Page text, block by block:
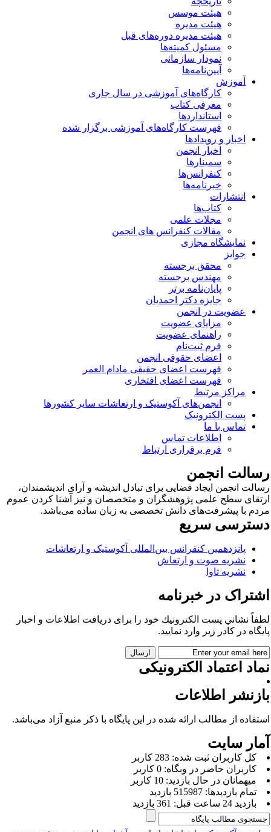
هیئت موسس
هیئت مدیره
هیئت مدیره دوره‌های قبل
مسئول کمیته‌ها
نمودار سازمانی
آیین‌نامه‌ها
آموزش
کارگاه‌های آموزشی در سال جاری
معرفی کتاب
استانداردها
فهرست کارگاه‌های آموزشی برگزار شده
اخبار و رویدادها
اخبار انجمن
سمینارها
کنفرانس‌ها
خبرنامه‌ها
انتشارات
کتاب‌ها
مجلات علمی
مقالات کنفرانس های انجمن
نمایشگاه مجازی
جوایز
محقق برجسته
مهندس برجسته
پایان‌نامه برتر
جایزه دکتر احمدیان
عضویت در انجمن
مزایای عضویت
راهنمای عضویت
فرم ثبت‌نام
اعضای حقوقی انجمن
فهرست اعضای حقیقی مادام‌ العمر
فهرست اعضای افتخاری
مراکز مرتبط
انجمن‌های آکوستیک و ارتعاشات سایر کشورها
پست الکترونیک
تماس با ما
اطلاعات تماس
فرم برقراری ارتباط
انجمن
انجمن ایجاد فضایی برای تبادل اندیشه و آرای اندیشمندان،
سطح علمی پژوهشگران و متخصصان و نیز آشنا کردن عموم
با پیشرفت‌های دانش تخصصی به زبان ساده می‌باشد.
سریع
پانزدهمین کنفرانس بین‌المللی آکوستیک و ارتعاشات
نشریه صوت و ارتعاش
نشریه تاوا
در خبرنامه
نشاني پست الكترونيك خود را برای دريافت اطلاعات و اخبار
در كادر زير وارد نمایید.
اعتماد الکترونیکی
اطلاعات
از مطالب ارائه شده در این پایگاه با ذکر منبع آزاد می‌باشد.
سایت
كل کاربران ثبت شده: 283 کاربر
کاربران حاضر در وبگاه: 0 کاربر
ميهمانان در حال بازديد: 10 کاربر
تمام بازديد‌ها: 515987 بازدید
بازديد 24 ساعت قبل: 361 بازدید